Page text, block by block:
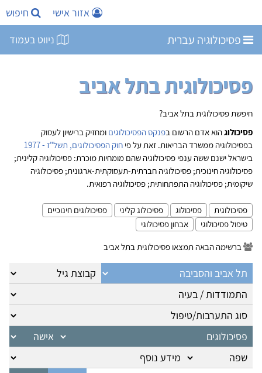
אזור אישי חיפוש
פסיכולוגיה עברית ניווט בעמוד
פסיכולוגית בתל אביב
חיפשת פסיכולוגית בתל אביב?
פסיכולוגהוא אדם הרשום בפנקס הפסיכולוגים ומחזיק ברישיון לעסוק
בפסיכולוגיה ממשרד הבריאות. זאת על פי חוק הפסיכולוגים, תשל"ז - 1977
בישראל ישנם ששה ענפי פסיכולוגיה שהם מומחיות מוכרת: פסיכולוגיה קלינית;
פסיכולוגיה חינוכית; פסיכולוגיה חברתית-תעסוקתית-ארגונית; פסיכולוגיה
שיקומית; פסיכולוגיה התפתחותית; פסיכולוגיה רפואית.
פסיכולוגית פסיכולוג פסיכולוג קליני
פסיכולוגים חינוכיים
טיפול פסיכולוגי
אבחון פסיכולוגי
ברשימה הבאה תמצאו פסיכולוגית בתל אביב